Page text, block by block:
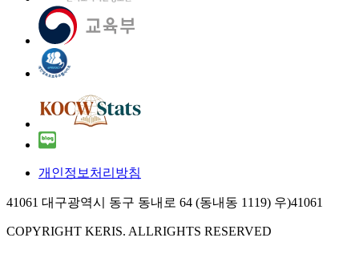
개인정보처리방침
41061 대구광역시 동구 동내로 64 (동내동 1119) 우)41061
COPYRIGHT KERIS. ALLRIGHTS RESERVED